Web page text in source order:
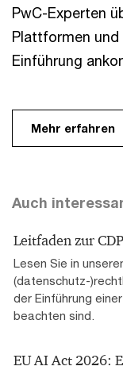
PwC-Experten
Plattformen
Einführung
Mehr erfahren
Auch
Leitfaden zur
Lesen Sie in
(datenschutz-
der Einführung
beachten sind.
EU AI Act 2026: